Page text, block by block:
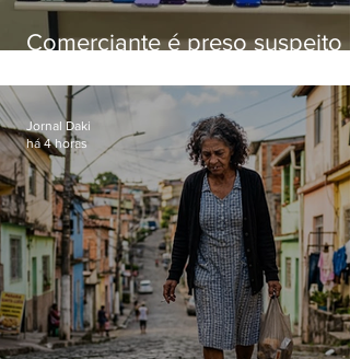
Comerciante é preso suspeito
loja
Jornal Daki
há 4 horas